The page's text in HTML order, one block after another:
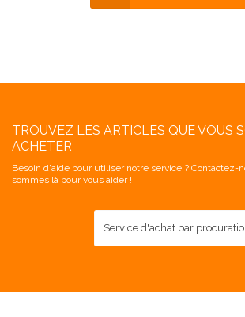
TROUVEZ LES ARTICLES QUE VOUS
ACHETER
Besoin d'aide pour utiliser notre service ? Contactez-
sommes là pour vous aider !
Service d'achat par